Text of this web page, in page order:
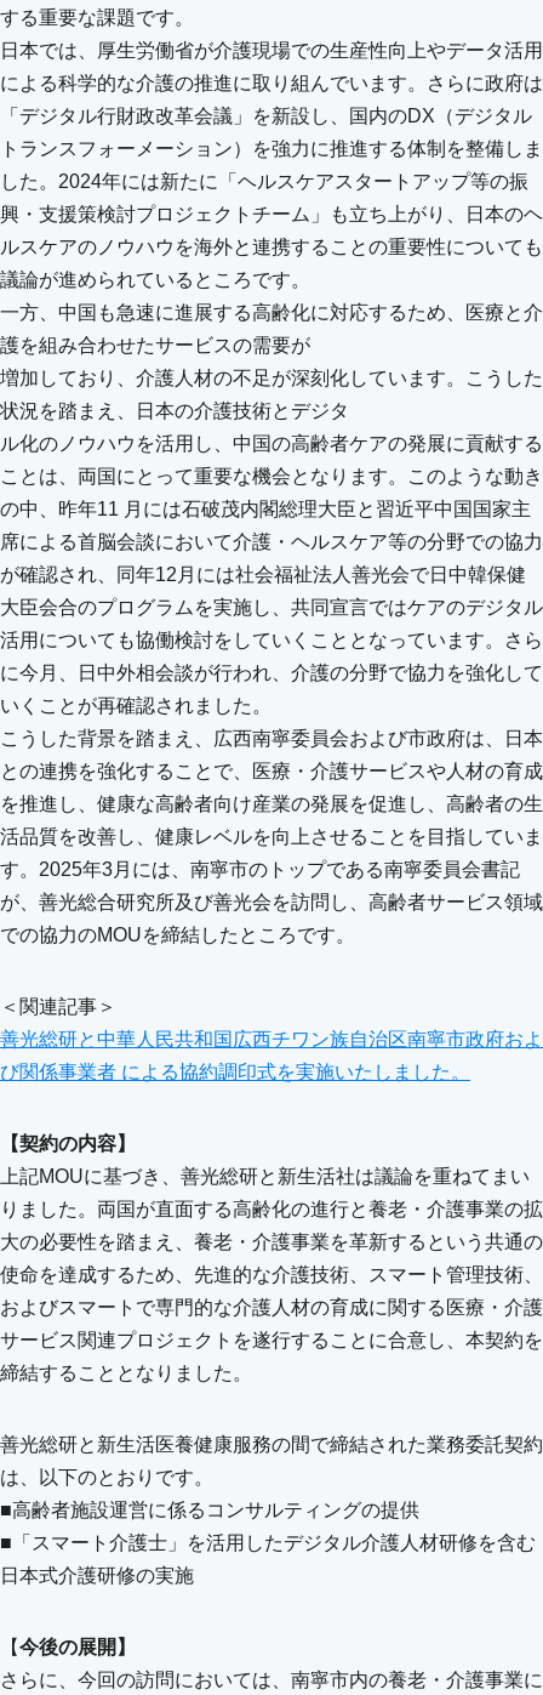
する重要な課題です。
日本では、厚生労働省が介護現場での生産性向上やデータ活用
による科学的な介護の推進に取り組んでいます。さらに政府は
「デジタル行財政改革会議」を新設し、国内のDX（デジタル
トランスフォーメーション）を強力に推進する体制を整備しま
した。2024年には新たに「ヘルスケアスタートアップ等の振
興・支援策検討プロジェクトチーム」も立ち上がり、日本のヘ
ルスケアのノウハウを海外と連携することの重要性についても
議論が進められているところです。
一方、中国も急速に進展する高齢化に対応するため、医療と介
護を組み合わせたサービスの需要が
増加しており、介護人材の不足が深刻化しています。こうした
状況を踏まえ、日本の介護技術とデジタ
ル化のノウハウを活用し、中国の高齢者ケアの発展に貢献する
ことは、両国にとって重要な機会となります。このような動き
の中、昨年11 月には石破茂内閣総理大臣と習近平中国国家主
席による首脳会談において介護・ヘルスケア等の分野での協力
が確認され、同年12月には社会福祉法人善光会で日中韓保健
大臣会合のプログラムを実施し、共同宣言ではケアのデジタル
活用についても協働検討をしていくこととなっています。さら
に今月、日中外相会談が行われ、介護の分野で協力を強化して
いくことが再確認されました。
こうした背景を踏まえ、広西南寧委員会および市政府は、日本
との連携を強化することで、医療・介護サービスや人材の育成
を推進し、健康な高齢者向け産業の発展を促進し、高齢者の生
活品質を改善し、健康レベルを向上させることを目指していま
す。2025年3月には、南寧市のトップである南寧委員会書記
が、善光総合研究所及び善光会を訪問し、高齢者サービス領域
での協力のMOUを締結したところです。
＜関連記事＞
善光総研と中華人民共和国広西チワン族自治区南寧市政府およ
び関係事業者 による協約調印式を実施いたしました。
【契約の内容】
上記MOUに基づき、善光総研と新生活社は議論を重ねてまい
りました。両国が直面する高齢化の進行と養老・介護事業の拡
大の必要性を踏まえ、養老・介護事業を革新するという共通の
使命を達成するため、先進的な介護技術、スマート管理技術、
およびスマートで専門的な介護人材の育成に関する医療・介護
サービス関連プロジェクトを遂行することに合意し、本契約を
締結することとなりました。
善光総研と新生活医養健康服務の間で締結された業務委託契約
は、以下のとおりです。
■高齢者施設運営に係るコンサルティングの提供
■「スマート介護士」を活用したデジタル介護人材研修を含む
日本式介護研修の実施
【今後の展開】
さらに、今回の訪問においては、南寧市内の養老・介護事業に